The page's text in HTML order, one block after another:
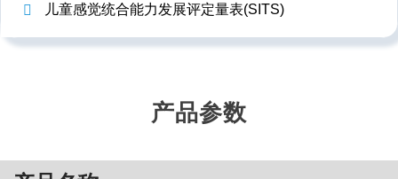
儿童感觉统合能力发展评定量表(SITS)
产品参数